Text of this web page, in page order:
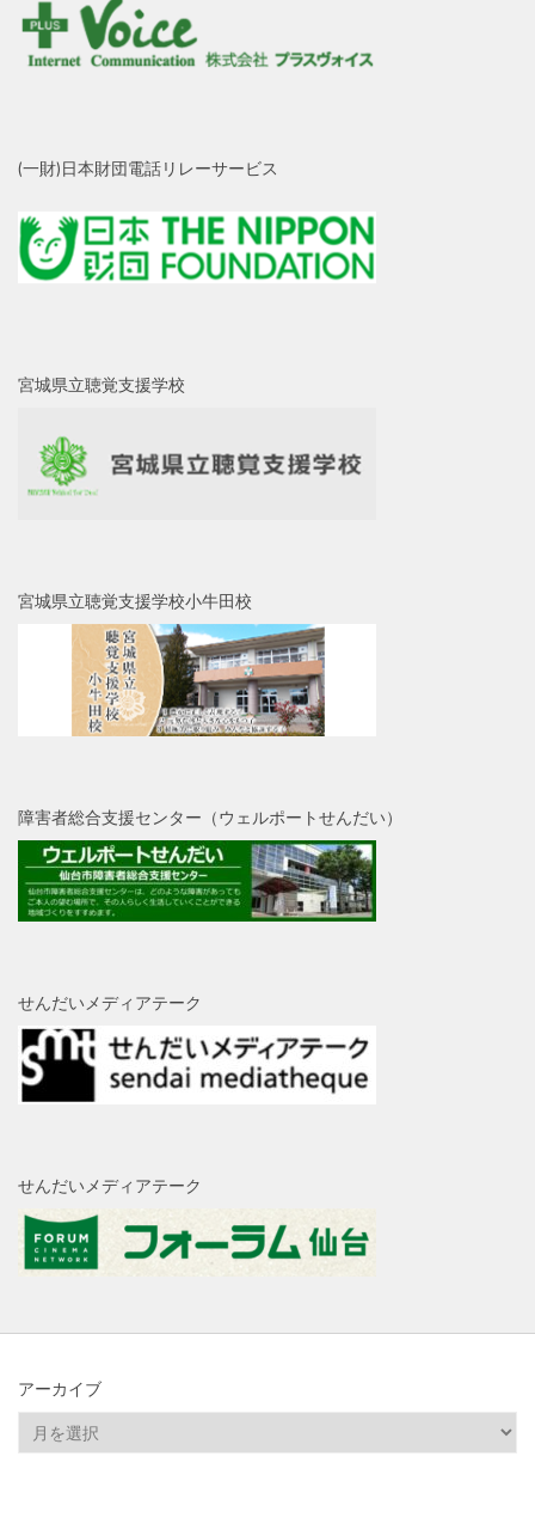
(一財)日本財団電話リレーサービス
宮城県立聴覚支援学校
宮城県立聴覚支援学校小牛田校
障害者総合支援センター（ウェルポートせんだい）
せんだいメディアテーク
せんだいメディアテーク
アーカイブ
ー